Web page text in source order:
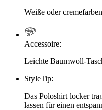
Weiße oder
Accessoire:
Leichte Baumwoll-
StyleTip:
Das Poloshirt locker
lassen für einen